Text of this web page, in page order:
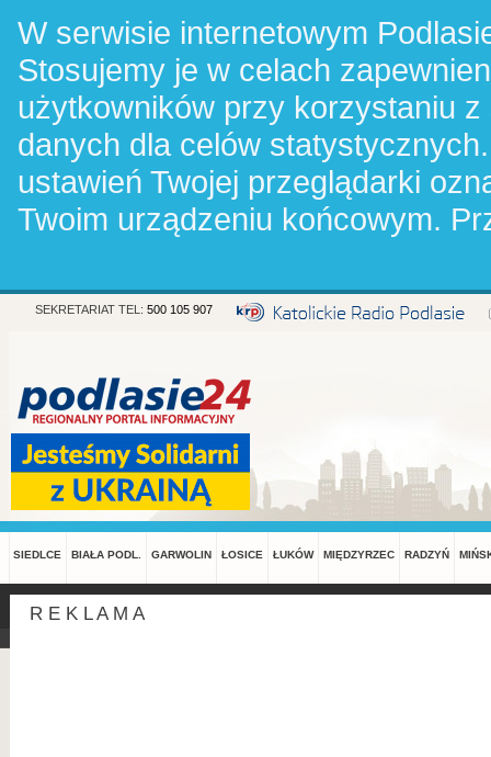
W serwisie internetowym
Stosujemy je w celach
użytkowników przy korzystaniu
danych dla celów
ustawień Twojej przeglądarki
Twoim urządzeniu końcowym.
SEKRETARIAT TEL: 500 105 907
SIEDLCE BIAŁA PODL. GARWOLIN ŁOSICE ŁUKÓW MIĘDZYRZEC RADZYŃ
R E K L A M A